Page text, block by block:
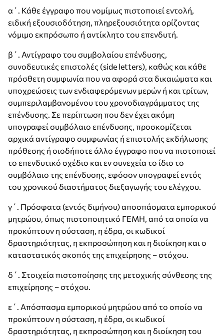
α΄. Κάθε έγγραφο που νομίμως πιστοποιεί εντολή,
ειδική εξουσιοδότηση, πληρεξουσιότητα ορίζοντας
νόμιμο εκπρόσωπο ή αντίκλητο του επενδυτή.
β΄. Αντίγραφο του συμβολαίου επένδυσης,
συνοδευτικές επιστολές (side letters), καθώς και κάθε
πρόσθετη συμφωνία που να αφορά στα δικαιώματα και
υποχρεώσεις των ενδιαφερόμενων μερών ή και τρίτων,
συμπεριλαμβανομένου του χρονοδιαγράμματος της
επένδυσης. Σε περίπτωση που δεν έχει ακόμη
υπογραφεί συμβόλαιο επένδυσης, προσκομίζεται
αρχικά αντίγραφο συμφωνίας ή επιστολής εκδήλωσης
πρόθεσης ή οιοδήποτε άλλο έγγραφο που να πιστοποιεί
το επενδυτικό σχέδιο και εν συνεχεία το ίδιο το
συμβόλαιο της επένδυσης, εφόσον υπογραφεί εντός
του χρονικού διαστήματος διεξαγωγής του ελέγχου.
γ΄. Πρόσφατα (εντός διμήνου) αποσπάσματα εμπορικού
μητρώου, όπως πιστοποιητικό ΓΕΜΗ, από τα οποία να
προκύπτουν η σύσταση, η έδρα, οι κωδικοί
δραστηριότητας, η εκπροσώπηση και η διοίκηση και ο
καταστατικός σκοπός της επιχείρησης – στόχου.
δ΄. Στοιχεία πιστοποίησης της μετοχικής σύνθεσης της
επιχείρησης – στόχου.
ε΄. Απόσπασμα εμπορικού μητρώου από το οποίο να
προκύπτουν η σύσταση, η έδρα, οι κωδικοί
δραστηριότητας, η εκπροσώπηση και η διοίκηση του